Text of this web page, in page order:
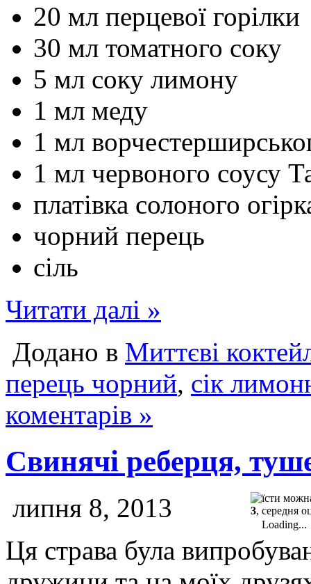
20 мл перцевої горілки
30 мл томатного соку
5 мл соку лимону
1 мл меду
1 мл
1 мл червоного соусу
платівка солоного
чорний перець
сіль
Читати далі »
Додано в Миттєві
перець чорний, сік
коментарів »
Свинячі реберця,
липня 8, 2013 3, середня
Loading...
Ця страва була